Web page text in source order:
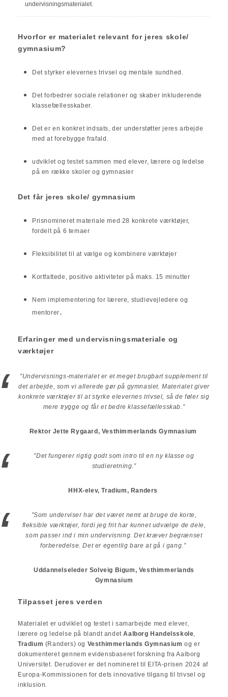
undervisningsmaterialet.
Hvorfor er materialet relevant for jeres skole/
gymnasium?
Det styrker elevernes trivsel og mentale sundhed.
Det forbedrer sociale relationer og skaber inkluderende
klassefællesskaber.
Det er en konkret indsats, der understøtter jeres arbejde
med at forebygge frafald.
udviklet og testet sammen med elever, lærere og ledelse
på en række skoler og gymnasier
Det får jeres skole/ gymnasium
Prisnomineret materiale med 28 konkrete værktøjer,
fordelt på 6 temaer
Fleksibilitet til at vælge og kombinere værktøjer
Kortfattede, positive aktiviteter på maks. 15 minutter
Nem implementering for lærere, studievejledere og
mentorer.
Erfaringer med undervisningsmateriale og
værktøjer
”Undervisnings-materialet er et meget brugbart supplement til
det arbejde, som vi allerede gør på gymnasiet. Materialet giver
konkrete værktøjer til at styrke elevernes trivsel, så de føler sig
mere trygge og får et bedre klassefællesskab.”
Rektor Jette Rygaard, Vesthimmerlands Gymnasium
”Det fungerer rigtig godt som intro til en ny klasse og
studieretning.”
HHX-elev, Tradium, Randers
”Som underviser har det været nemt at bruge de korte,
fleksible værktøjer, fordi jeg frit har kunnet udvælge de dele,
som passer ind i min undervisning. Det kræver begrænset
forberedelse. Det er egentlig bare at gå i gang.”
Uddannelseleder Solveig Bigum, Vesthimmerlands
Gymnasium
Tilpasset jeres verden
Materialet er udviklet og testet i samarbejde med elever,
lærere og ledelse på blandt andetAalborg Handelsskole,
Tradium (Randers) og Vesthimmerlands Gymnasium og er
dokumenteret gennem evidensbaseret forskning fra Aalborg
Universitet. Derudover er det nomineret til EITA-prisen 2024 af
Europa-Kommissionen for dets innovative tilgang til trivsel og
inklusion.